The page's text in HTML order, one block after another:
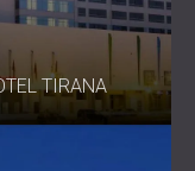
TIRANA